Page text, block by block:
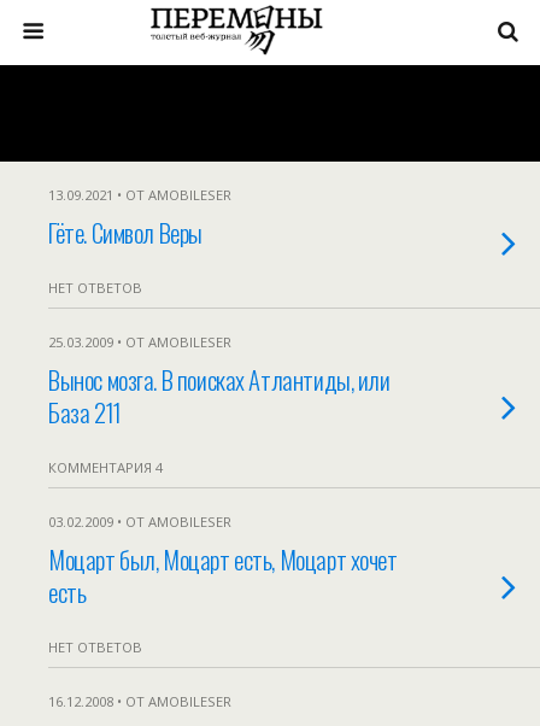
13.09.2021 • ОТ AMOBILESER
Гёте. Символ Веры
НЕТ ОТВЕТОВ
25.03.2009 • ОТ AMOBILESER
Вынос мозга. В поисках Атлантиды, или
База 211
КОММЕНТАРИЯ 4
03.02.2009 • ОТ AMOBILESER
Моцарт был, Моцарт есть, Моцарт хочет
есть
НЕТ ОТВЕТОВ
16.12.2008 • ОТ AMOBILESER